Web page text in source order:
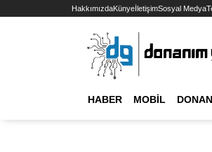
HakkımızdaKünyeİletişimSosyal Medya
HABER MOBIL